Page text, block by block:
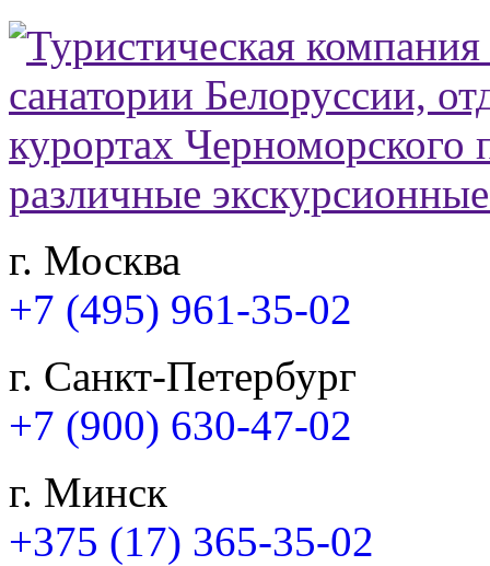
г. Москва
+7 (495) 961-35-02
г. Санкт-Петербург
+7 (900) 630-47-02
г. Минск
+375 (17) 365-35-02